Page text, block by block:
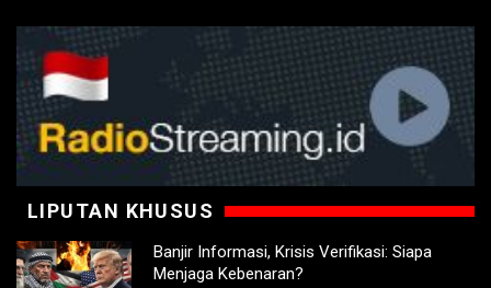
LIPUTAN KHUSUS
Banjir Informasi, Krisis Verifikasi: Siapa
Menjaga Kebenaran?